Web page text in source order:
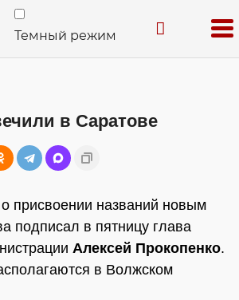
Темный режим
в Саратове
присвоении названий новым
подписал в пятницу глава
Алексей Прокопенко.
в Волжском